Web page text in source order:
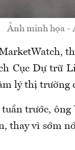
Ảnh minh họa -
Cục Dự trữ
lý thị trường
tuần trước,
thay vì sớm